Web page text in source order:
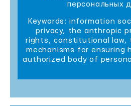
персональных
Keywords: information
privacy, the anthropic
rights, constitutional law,
mechanisms for ensuring
authorized body of